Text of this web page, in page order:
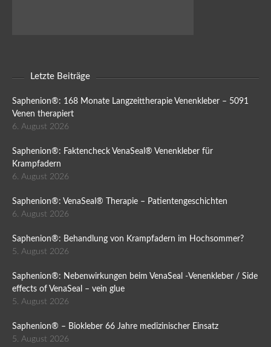
Letzte Beiträge
Saphenion®: 168 Monate Langzeittherapie Venenkleber – 5091
Venen therapiert
6. August 2026
Saphenion®: Faktencheck VenaSeal® Venenkleber für
Krampfadern
6. August 2026
Saphenion®: VenaSeal® Therapie – Patientengeschichten
6. August 2026
Saphenion®: Behandlung von Krampfadern im Hochsommer?
5. August 2026
Saphenion®: Nebenwirkungen beim VenaSeal -Venenkleber / Side
effects of VenaSeal – vein glue
5. August 2026
Saphenion® – Biokleber 66 Jahre medizinischer Einsatz
5. August 2026